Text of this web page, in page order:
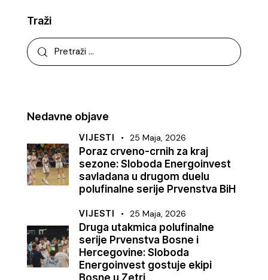
Traži
Nedavne objave
VIJESTI 25 Maja, 2026
Poraz crveno-crnih za kraj
sezone: Sloboda Energoinvest
savladana u drugom duelu
polufinalne serije Prvenstva BiH
VIJESTI 25 Maja, 2026
Druga utakmica polufinalne
serije Prvenstva Bosne i
Hercegovine: Sloboda
Energoinvest gostuje ekipi